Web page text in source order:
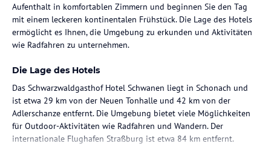
Aufenthalt in komfortablen Zimmern und beginnen Sie den Tag
mit einem leckeren kontinentalen Frühstück. Die Lage des Hotels
ermöglicht es Ihnen, die Umgebung zu erkunden und Aktivitäten
wie Radfahren zu unternehmen.
Die Lage des Hotels
Das Schwarzwaldgasthof Hotel Schwanen liegt in Schonach und
ist etwa 29 km von der Neuen Tonhalle und 42 km von der
Adlerschanze entfernt. Die Umgebung bietet viele Möglichkeiten
für Outdoor-Aktivitäten wie Radfahren und Wandern. Der
internationale Flughafen Straßburg ist etwa 84 km entfernt.